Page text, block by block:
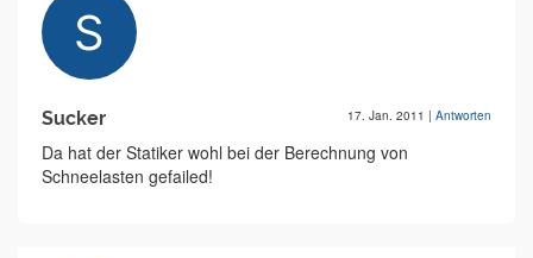
Sucker 17. Jan. 2011 | Antworten
Da hat der Statiker wohl bei der Berechnung von
Schneelasten gefailed!